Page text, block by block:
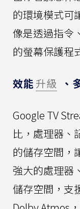
的環境模式可
像是透過指令
的螢幕保護程
效能 升級 、
Google TV
比，處理器、
的儲存空間，
強大的處理器
儲存空間，支